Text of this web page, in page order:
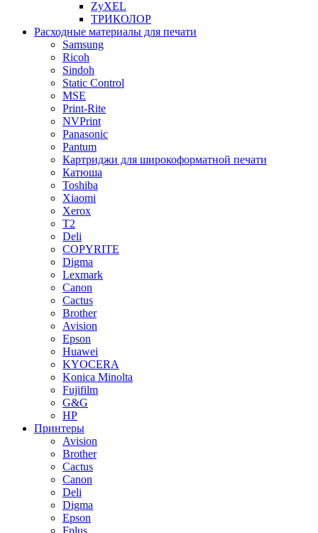
ZyXEL
ТРИКОЛОР
Расходные материалы для печати
Samsung
Ricoh
Sindoh
Static Control
MSE
Print-Rite
NVPrint
Panasonic
Pantum
Картриджи для широкоформатной печати
Катюша
Toshiba
Xiaomi
Xerox
T2
Deli
COPYRITE
Digma
Lexmark
Canon
Cactus
Brother
Avision
Epson
Huawei
KYOCERA
Konica Minolta
Fujifilm
G&G
HP
Принтеры
Avision
Brother
Cactus
Canon
Deli
Digma
Epson